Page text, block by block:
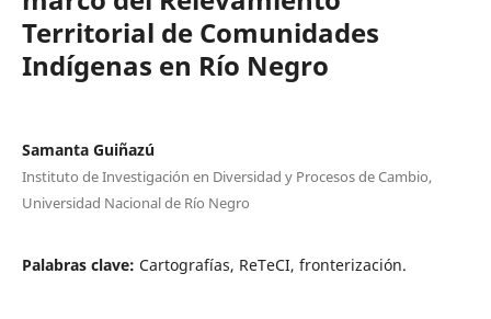
Territorial de Comunidades
Indígenas en Río Negro
Samanta Guiñazú
Instituto de Investigación en Diversidad y Procesos de Cambio,
Universidad Nacional de Río Negro
Palabras clave: Cartografías, ReTeCI, fronterización.